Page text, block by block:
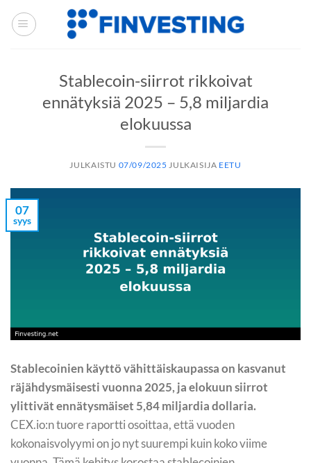
Siirry
sisältöön
Stablecoin-siirrot rikkoivat
ennätyksiä 2025 – 5,8 miljardia
elokuussa
JULKAISTU 07/09/2025 JULKAISIJA EETU
07
syys
Stablecoinien käyttö vähittäiskaupassa on kasvanut
räjähdysmäisesti vuonna 2025, ja elokuun siirrot
ylittivät ennätysmäiset 5,84 miljardia dollaria.
CEX.io:n tuore raportti osoittaa, että vuoden
kokonaisvolyymi on jo nyt suurempi kuin koko viime